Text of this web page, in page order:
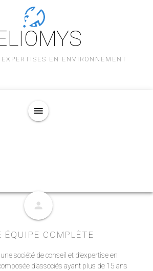
EN ENVIRONNEMENT
menu
person
ÉQUIPE COMPLÈTE
société de conseil et d’expertise en
d’associés ayant plus de 15 ans